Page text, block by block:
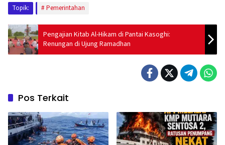
Topik:
Pemerintahan
Pengajian Kitab Al-Hikam di Pantai Kasoghi:
Renungan di Ujung Ramadhan
Pos Terkait